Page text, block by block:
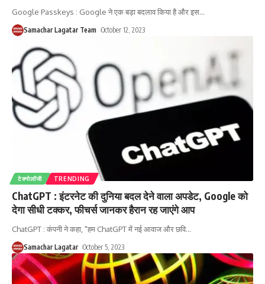
Google Passkeys : Google ने एक बड़ा बदलाव किया है और इस…
Samachar Lagatar Team October 12, 2023
टेक्नोलॉजी TRENDING
ChatGPT : इंटरनेट की दुनिया बदल देने वाला अपडेट, Google को
देगा सीधी टक्कर, फीचर्स जानकर हैरान रह जाएंगे आप
ChatGPT : कंपनी ने कहा, "हम ChatGPT में नई आवाज और छवि…
Samachar Lagatar October 5, 2023